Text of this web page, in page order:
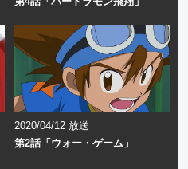
2020/04/12 放送
第2話「ウォー・ゲーム」